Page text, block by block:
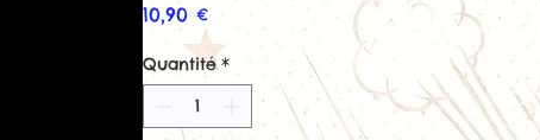
10,90 €Prix
Quantité *